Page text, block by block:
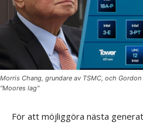
Morris Chang, grundare av TSMC, och
"Moores lag"
För att möjliggöra nästa